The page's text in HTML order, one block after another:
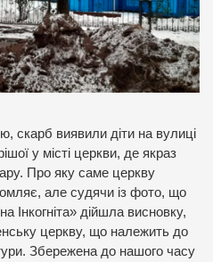
скарб виявили діти на вулиці
у місті церкви, де якраз
Про яку саме церкву
але судячи із фото, що
Інкогніта» дійшла висновку,
церкву, що належить до
Збережена до нашого часу